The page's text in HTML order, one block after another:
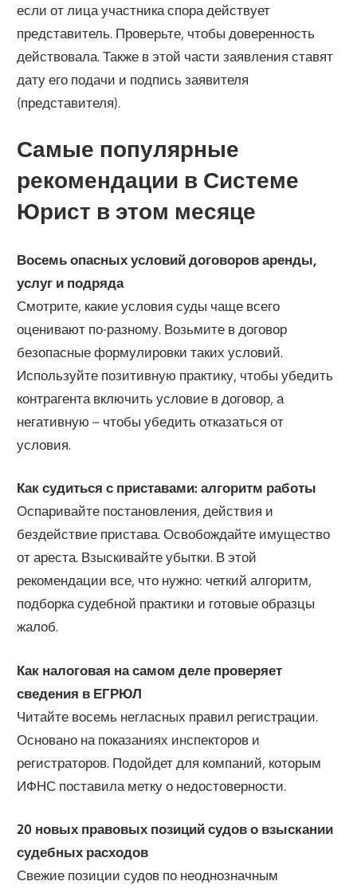
если от лица участника спора действует
представитель. Проверьте, чтобы доверенность
действовала. Также в этой части заявления ставят
дату его подачи и подпись заявителя
(представителя).
Самые популярные
рекомендации в Системе
Юрист в этом месяце
Восемь опасных условий договоров аренды,
услуг и подряда
Смотрите, какие условия суды чаще всего
оценивают по-разному. Возьмите в договор
безопасные формулировки таких условий.
Используйте позитивную практику, чтобы убедить
контрагента включить условие в договор, а
негативную – чтобы убедить отказаться от
условия.
Как судиться с приставами: алгоритм работы
Оспаривайте постановления, действия и
бездействие пристава. Освобождайте имущество
от ареста. Взыскивайте убытки. В этой
рекомендации все, что нужно: четкий алгоритм,
подборка судебной практики и готовые образцы
жалоб.
Как налоговая на самом деле проверяет
сведения в ЕГРЮЛ
Читайте восемь негласных правил регистрации.
Основано на показаниях инспекторов и
регистраторов. Подойдет для компаний, которым
ИФНС поставила метку о недостоверности.
20 новых правовых позиций судов о взыскании
судебных расходов
Свежие позиции судов по неоднозначным